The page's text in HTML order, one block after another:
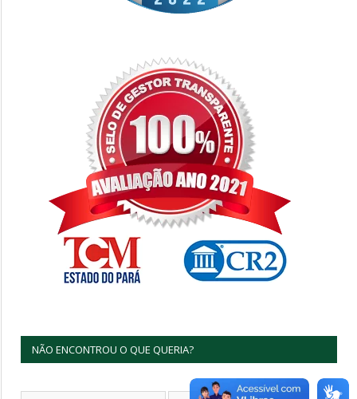
NÃO ENCONTROU O QUE QUERIA?